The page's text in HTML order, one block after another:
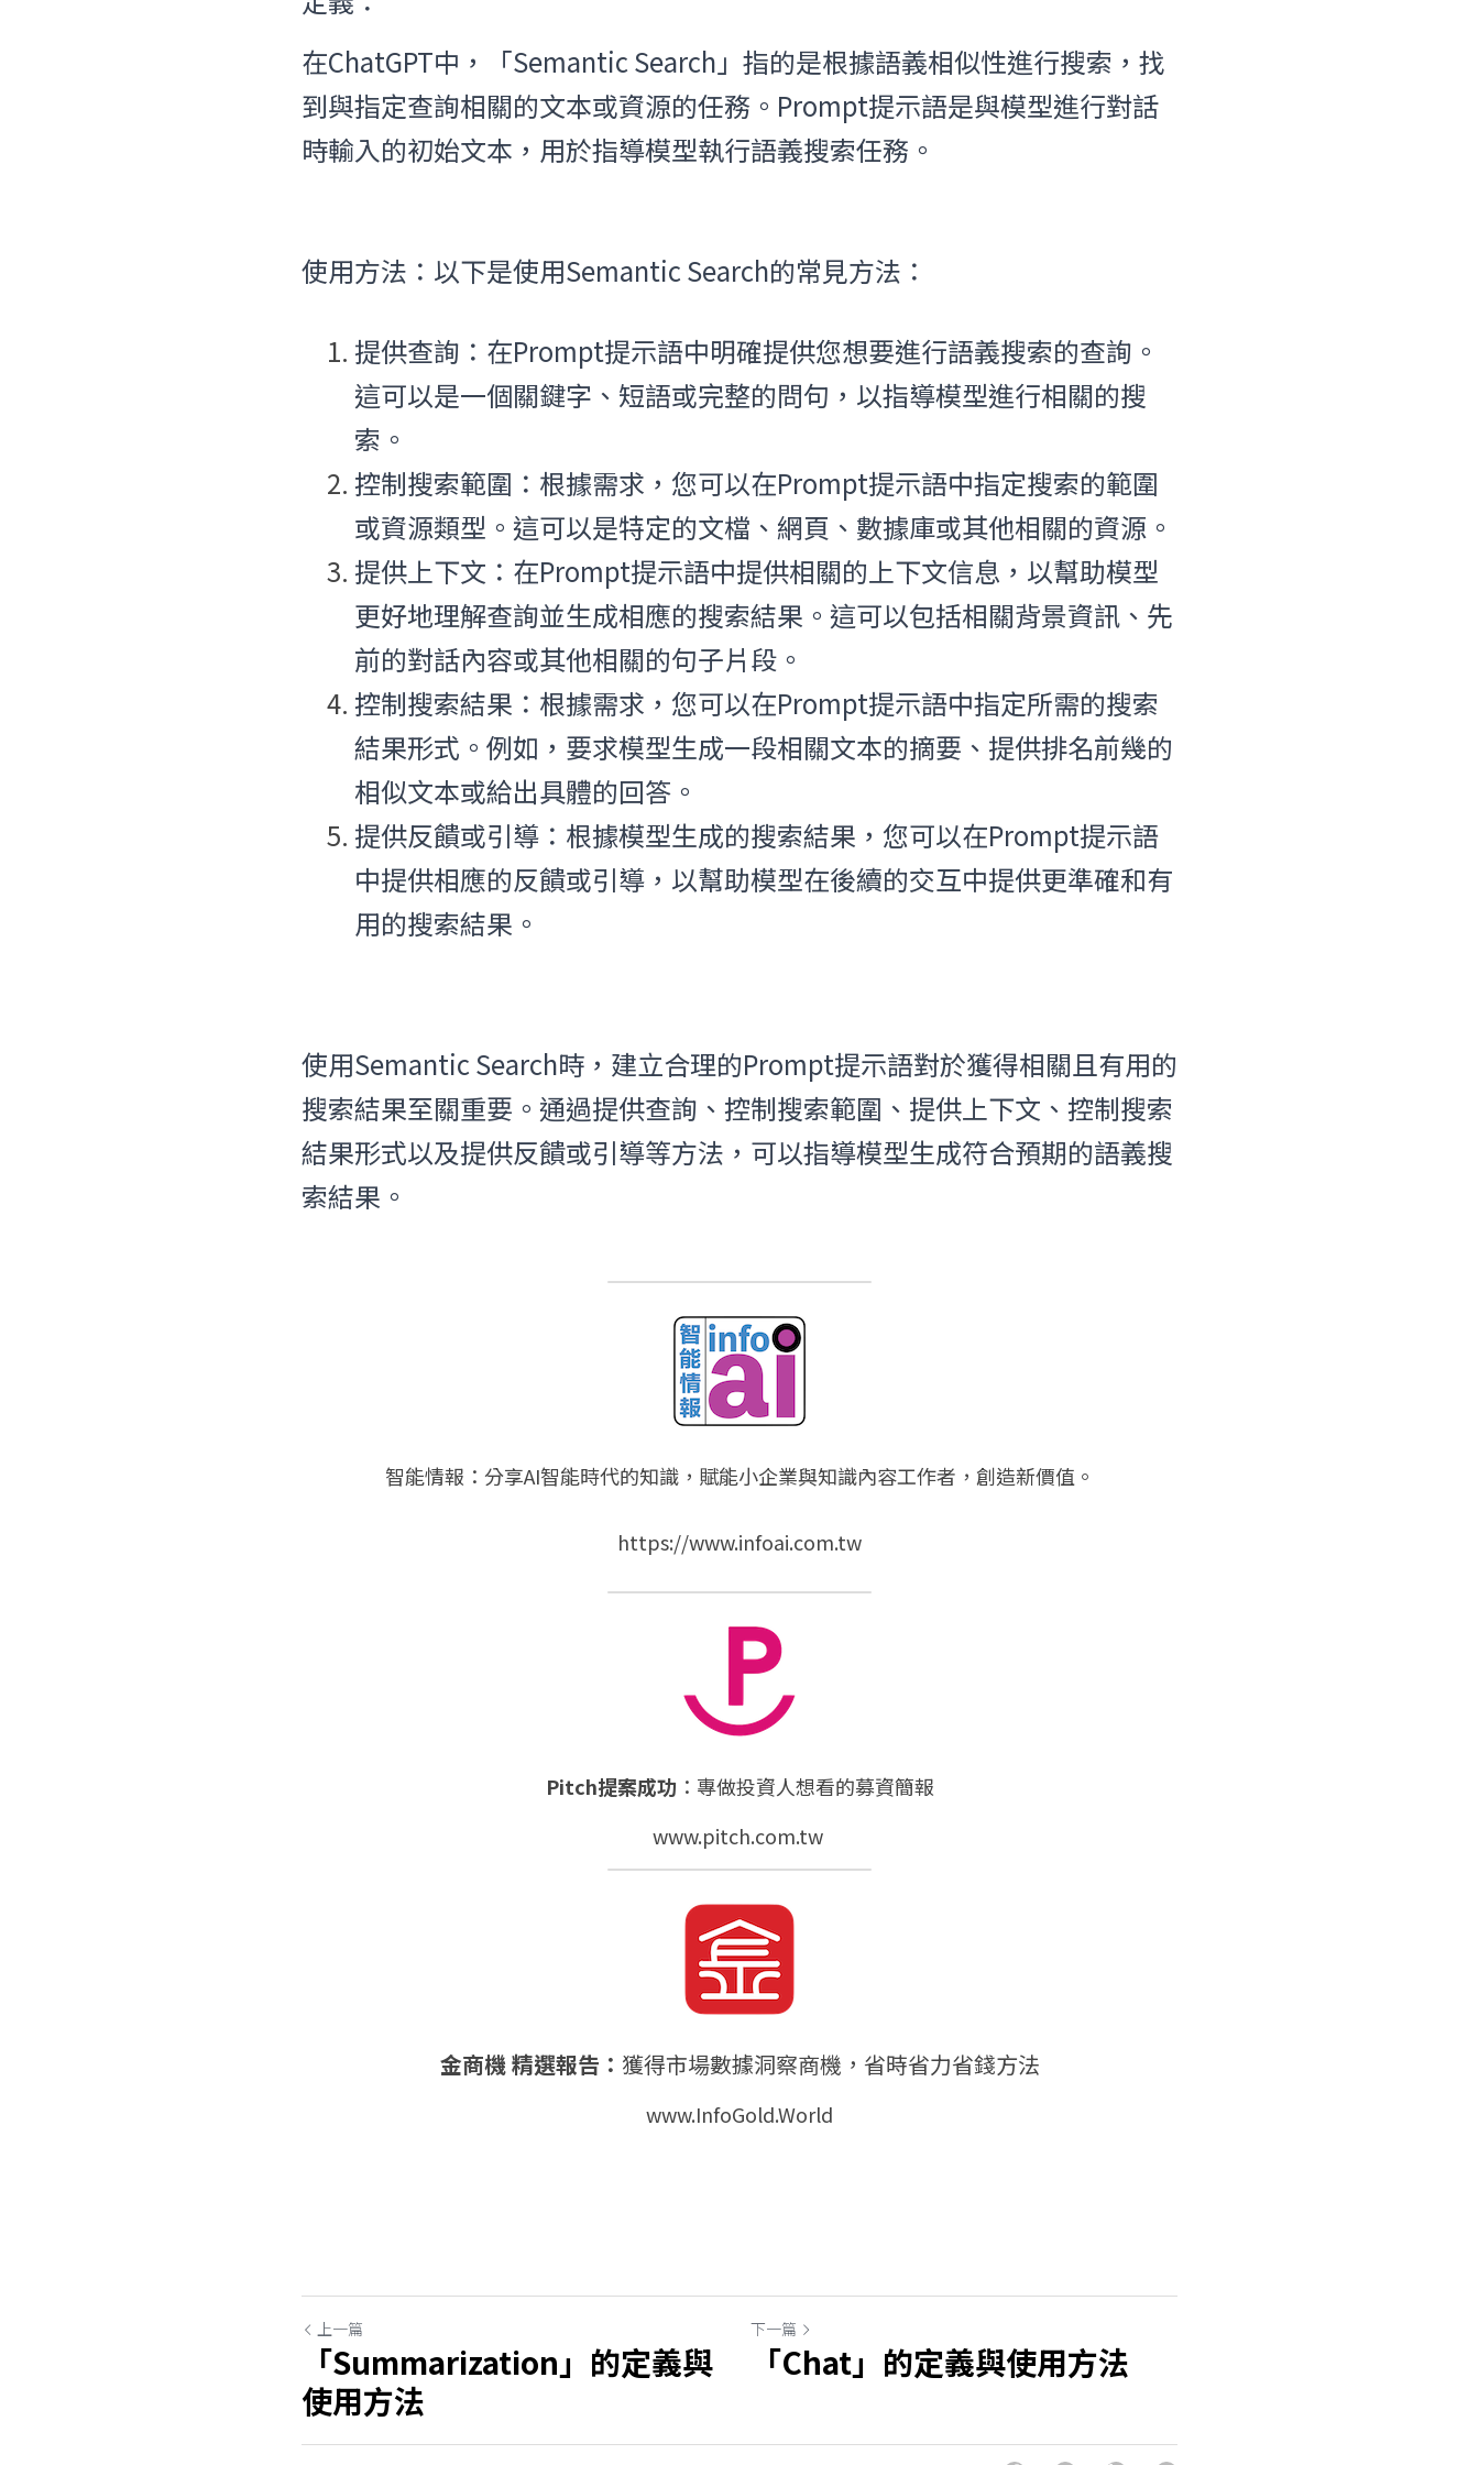
在ChatGPT中，「Semantic Search」指的是根據語義相似性進行搜索，找
到與指定查詢相關的文本或資源的任務。Prompt提示語是與模型進行對話
時輸入的初始文本，用於指導模型執行語義搜索任務。
使用方法：以下是使用Semantic Search的常見方法：
提供查詢：在Prompt提示語中明確提供您想要進行語義搜索的查詢。
這可以是一個關鍵字、短語或完整的問句，以指導模型進行相關的搜
索。
控制搜索範圍：根據需求，您可以在Prompt提示語中指定搜索的範圍
或資源類型。這可以是特定的文檔、網頁、數據庫或其他相關的資源。
提供上下文：在Prompt提示語中提供相關的上下文信息，以幫助模型
更好地理解查詢並生成相應的搜索結果。這可以包括相關背景資訊、先
前的對話內容或其他相關的句子片段。
控制搜索結果：根據需求，您可以在Prompt提示語中指定所需的搜索
結果形式。例如，要求模型生成一段相關文本的摘要、提供排名前幾的
相似文本或給出具體的回答。
提供反饋或引導：根據模型生成的搜索結果，您可以在Prompt提示語
中提供相應的反饋或引導，以幫助模型在後續的交互中提供更準確和有
用的搜索結果。
使用Semantic Search時，建立合理的Prompt提示語對於獲得相關且有用的
搜索結果至關重要。通過提供查詢、控制搜索範圍、提供上下文、控制搜索
結果形式以及提供反饋或引導等方法，可以指導模型生成符合預期的語義搜
索結果。
智能情報：分享AI智能時代的知識，賦能小企業與知識內容工作者，創造新價值。
https://www.infoai.com.tw
Pitch提案成功 ：專做投資人想看的募資簡報
www.pitch.com.tw
金商機 精選報告： 獲得市場數據洞察商機，省時省力省錢方法
www.InfoGold.World
上一篇
「Summarization」的定義與
使用方法
下一篇
「Chat」的定義與使用方法